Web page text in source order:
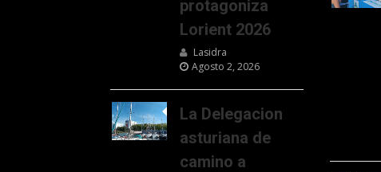
protagoniza
Lorient 2026
Lasidra
Agosto 2, 2026
La Delegacion
asturiana de
camino a